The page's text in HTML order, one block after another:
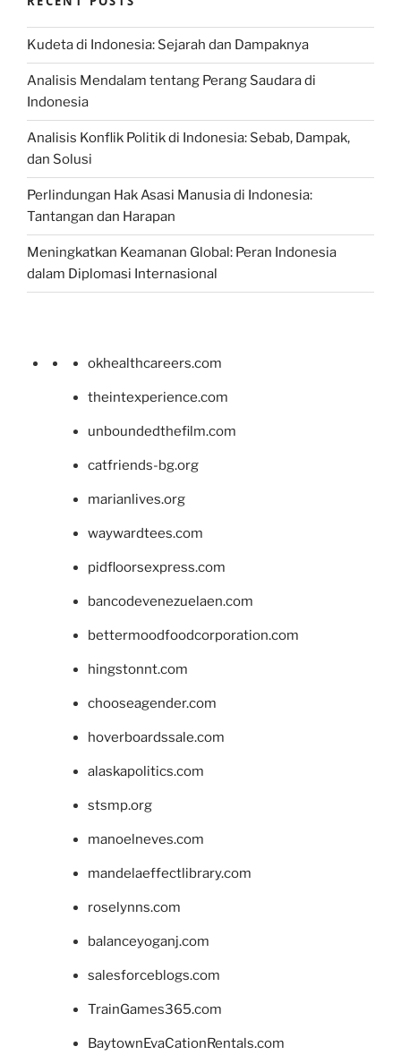
Kudeta di Indonesia: Sejarah dan Dampaknya
Analisis Mendalam tentang Perang Saudara di
Indonesia
Analisis Konflik Politik di Indonesia: Sebab, Dampak,
dan Solusi
Perlindungan Hak Asasi Manusia di Indonesia:
Tantangan dan Harapan
Meningkatkan Keamanan Global: Peran Indonesia
dalam Diplomasi Internasional
okhealthcareers.com
theintexperience.com
unboundedthefilm.com
catfriends-bg.org
marianlives.org
waywardtees.com
pidfloorsexpress.com
bancodevenezuelaen.com
bettermoodfoodcorporation.com
hingstonnt.com
chooseagender.com
hoverboardssale.com
alaskapolitics.com
stsmp.org
manoelneves.com
mandelaeffectlibrary.com
roselynns.com
balanceyoganj.com
salesforceblogs.com
TrainGames365.com
BaytownEvaCationRentals.com